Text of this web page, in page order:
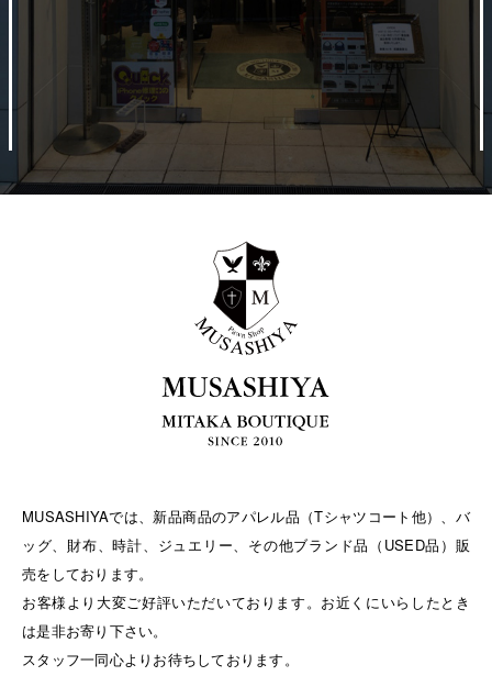
MUSASHIYAでは、新品商品のアパレル品（Tシャツコート他）、バ
ッグ、財布、時計、ジュエリー、その他ブランド品（USED品）販
売をしております。
お客様より大変ご好評いただいております。お近くにいらしたとき
は是非お寄り下さい。
スタッフ一同心よりお待ちしております。